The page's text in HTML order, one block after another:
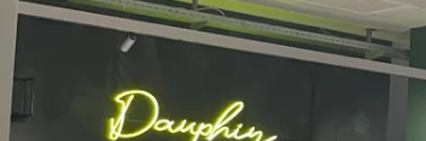
Arbeitsschutz und
Sicherheit
Nachhaltigkeit